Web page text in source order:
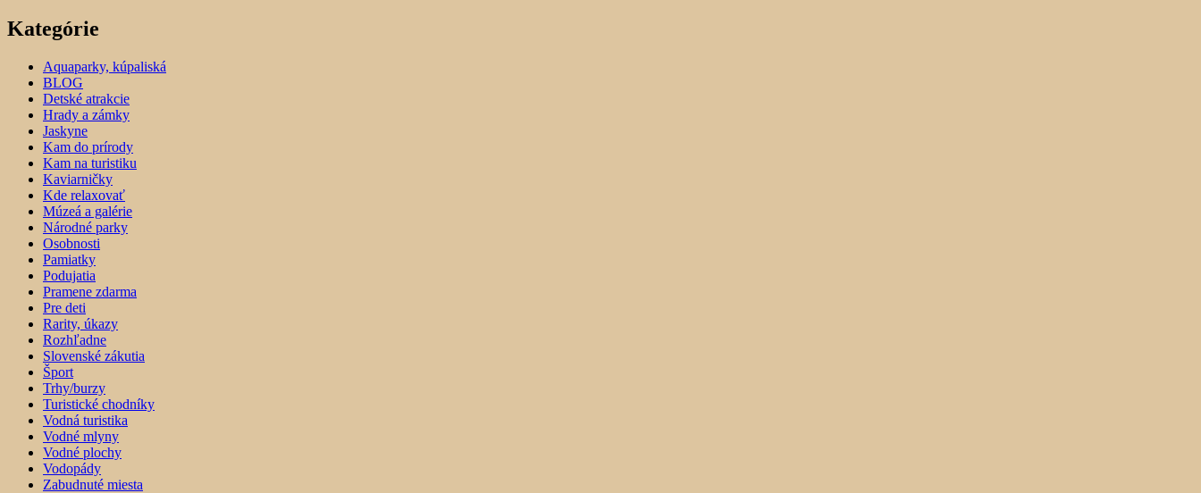
Kategórie
Aquaparky, kúpaliská
BLOG
Detské atrakcie
Hrady a zámky
Jaskyne
Kam do prírody
Kam na turistiku
Kaviarničky
Kde relaxovať
Múzeá a galérie
Národné parky
Osobnosti
Pamiatky
Podujatia
Pramene zdarma
Pre deti
Rarity, úkazy
Rozhľadne
Slovenské zákutia
Šport
Trhy/burzy
Turistické chodníky
Vodná turistika
Vodné mlyny
Vodné plochy
Vodopády
Zabudnuté miesta